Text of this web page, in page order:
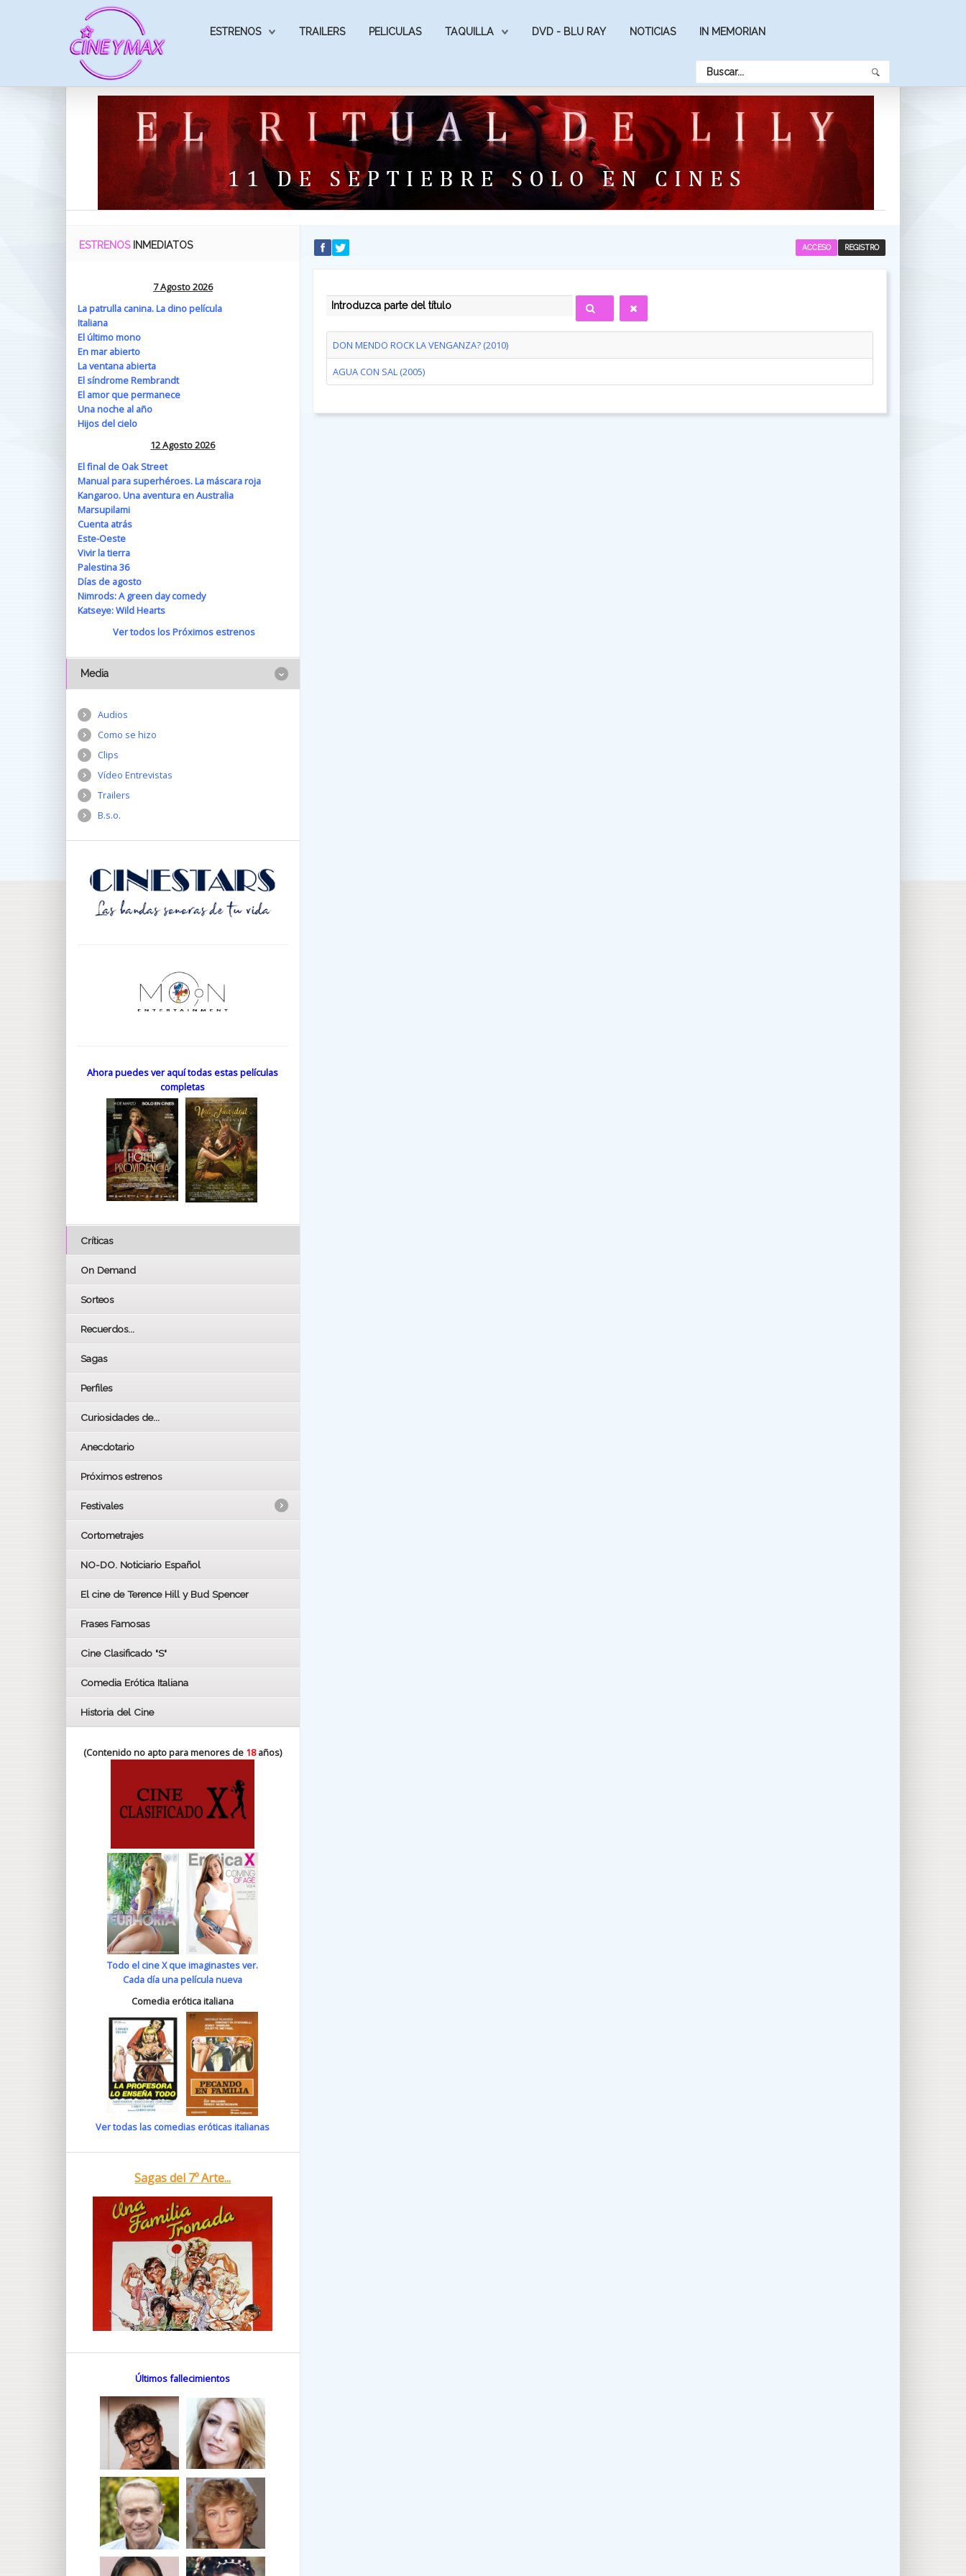
ESTRENOS TRAILERS PELICULAS TAQUILLA DVD - BLU RAY NOTICIAS IN MEMORIAN
REGISTRO
ACCESO
INTRODUZCA PARTE DEL TÍTULO
DON MENDO ROCK LA VENGANZA? (2010)
AGUA CON SAL (2005)
ESTRENOS INMEDIATOS
7 Agosto 2026
La patrulla canina. La dino película
Italiana
El último mono
En mar abierto
La ventana abierta
El síndrome Rembrandt
El amor que permanece
Una noche al año
Hijos del cielo
12 Agosto 2026
El final de Oak Street
Manual para superhéroes. La máscara roja
Kangaroo. Una aventura en Australia
Marsupilami
Cuenta atrás
Este-Oeste
Vivir la tierra
Palestina 36
Días de agosto
Nimrods: A green day comedy
Katseye: Wild Hearts
Ver todos los Próximos estrenos
Media
Audios
Como se hizo
Clips
Vídeo Entrevistas
Trailers
B.s.o.
Ahora puedes ver aquí todas estas películas
completas
Críticas
On Demand
Sorteos
Recuerdos...
Sagas
Perfiles
Curiosidades de...
Anecdotario
Próximos estrenos
Festivales
LOS OSCARS
BAFTA
Cortometrajes
NO-DO. Noticiario Español
El cine de Terence Hill y Bud Spencer
Frases Famosas
Cine Clasificado "S"
Comedia Erótica Italiana
Historia del Cine
(Contenido no apto para menores de 18años)
Todo el cine X que imaginastes ver.
Cada día una película nueva
Comedia erótica italiana
Ver todas las comedias eróticas italianas
Sagas del 7º Arte...
Últimos fallecimientos